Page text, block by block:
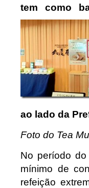
tem como
ao lado da
Foto do Tea
No período
mínimo de
refeição